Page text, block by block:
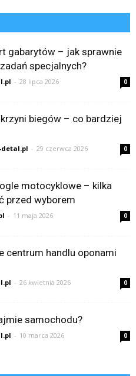
gabarytów – jak sprawnie
specjalnych?
- 28 lipca 2026 0
biegów – co bardziej
detal.pl - 29 czerwca 2026 0
motocyklowe – kilka
przed wyborem
- 11 maja 2026 0
centrum handlu oponami
- 26 kwietnia 2026 0
samochodu?
- 10 marca 2026 0